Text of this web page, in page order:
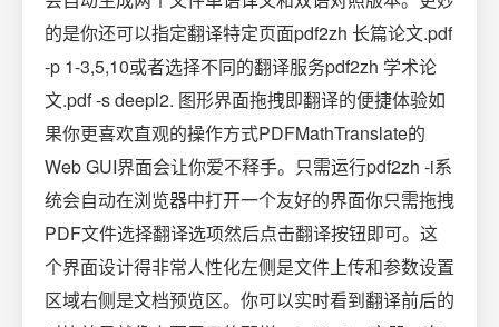
的是你还可以指定翻译特定页面pdf2zh 长篇论文.pdf
-p 1-3,5,10或者选择不同的翻译服务pdf2zh 学术论
文.pdf -s deepl2. 图形界面拖拽即翻译的便捷体验如
果你更喜欢直观的操作方式PDFMathTranslate的
Web GUI界面会让你爱不释手。只需运行pdf2zh -i系
统会自动在浏览器中打开一个友好的界面你只需拖拽
PDF文件选择翻译选项然后点击翻译按钮即可。这
个界面设计得非常人性化左侧是文件上传和参数设置
区域右侧是文档预览区。你可以实时看到翻译前后的